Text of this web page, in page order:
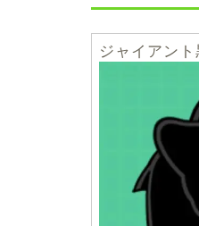
ジャイアント